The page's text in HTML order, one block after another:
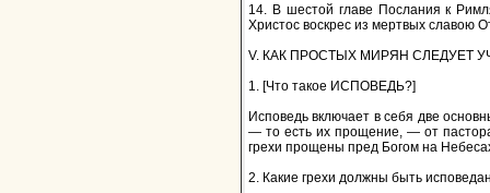
14. В шестой главе Послания к
Христос воскрес из мертвых славою
V. КАК ПРОСТЫХ МИРЯН СЛЕДУЕТ
1. [Что такое ИСПОВЕДЬ?]
Исповедь включает в себя две
— то есть их прощение, — от
грехи прощены пред Богом на
2. Какие грехи должны быть